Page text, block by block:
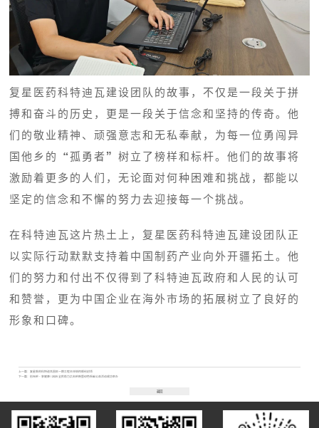
复星医药科特迪瓦建设团队的故事，不仅是一段关于拼
搏和奋斗的历史，更是一段关于信念和坚持的传奇。他
们的敬业精神、顽强意志和无私奉献，为每一位勇闯异
国他乡的“孤勇者”树立了榜样和标杆。他们的故事将
激励着更多的人们，无论面对何种困难和挑战，都能以
坚定的信念和不懈的努力去迎接每一个挑战。
在科特迪瓦这片热土上，复星医药科特迪瓦建设团队正
以实际行动默默支持着中国制药产业向外开疆拓土。他
们的努力和付出不仅得到了科特迪瓦政府和人民的认可
和赞誉，更为中国企业在海外市场的拓展树立了良好的
形象和口碑。
上一篇：复星医药科特迪瓦园区一期工程主体结构顺利封顶
下一篇：
创无疟・享健康 | 2025 全民助力抗击疟疾暨绿色低碳公益活动成功举办
返回